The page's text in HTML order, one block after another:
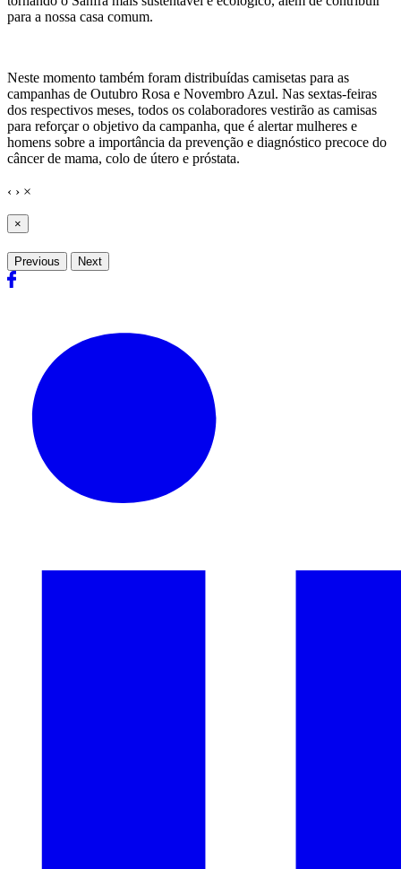
para a nossa casa comum.
Neste momento também foram distribuídas camisetas para as
campanhas de Outubro Rosa e Novembro Azul. Nas sextas-feiras
dos respectivos meses, todos os colaboradores vestirão as camisas
para reforçar o objetivo da campanha, que é alertar mulheres e
homens sobre a importância da prevenção e diagnóstico precoce do
câncer de mama, colo de útero e próstata.
‹ › ×
×
Previous Next